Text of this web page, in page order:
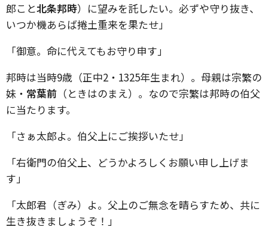
郎こと北条邦時）に望みを託したい。必ずや守り抜き、
いつか機あらば捲土重来を果たせ」
「御意。命に代えてもお守り申す」
邦時は当時9歳（正中2・1325年生まれ）。母親は宗繁の
妹・ 常葉前 （ときはのまえ）。なので宗繁は邦時の伯父
に当たります。
「さぁ太郎よ。伯父上にご挨拶いたせ」
「右衛門の伯父上、どうかよろしくお願い申し上げま
す」
「太郎君（ぎみ）よ。父上のご無念を晴らすため、共に
生き抜きましょうぞ！」